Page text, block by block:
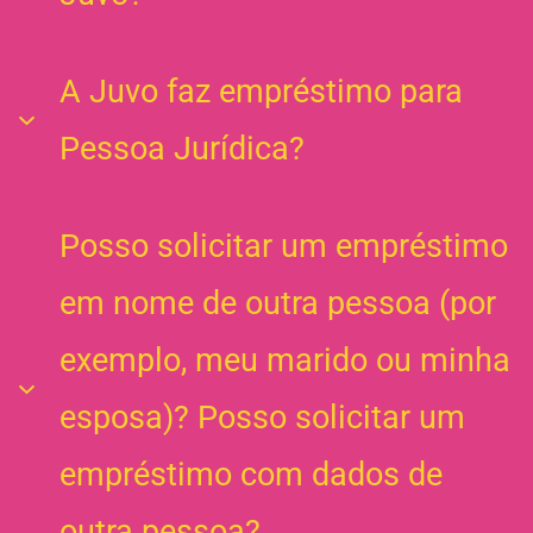
Sim! Dependendo do resultado da análise do seu
perfil, a Juvo pode te ajudar pois não é necessário
comprovar renda para conseguir um empréstimo
A Juvo faz empréstimo para
Pessoa Jurídica?
Não, mas você pode solicitar um empréstimo como
Peça já
Posso solicitar um empréstimo
em nome de outra pessoa (por
exemplo, meu marido ou minha
esposa)? Posso solicitar um
empréstimo com dados de